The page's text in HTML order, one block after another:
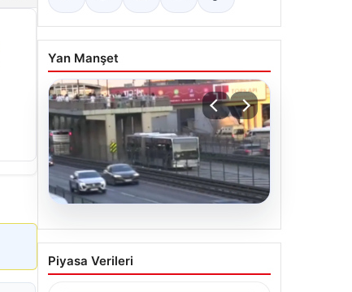
Yan Manşet
04.08.2026
Yola düştü, metrobüs
çarptı: Kadının durumu
Piyasa Verileri